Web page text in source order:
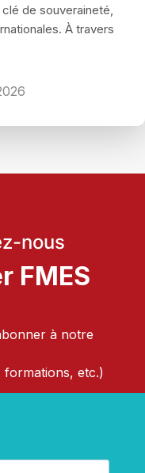
de souveraineté,
À travers
nous
FMES
à notre
formations, etc.)